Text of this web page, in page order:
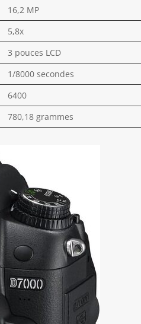
16,2 MP
5,8x
3 pouces LCD
1/8000 secondes
6400
780,18 grammes